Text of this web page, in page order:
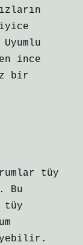
ince
bir
tüy
Bu
tüy